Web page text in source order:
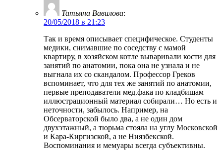
Татьяна Вавилова:
20/05/2018 в 21:23
Так и время описывает специфическое. Студенты
медики, снимавшие по соседству с мамой
квартиру, в хозяйском котле вываривали кости для
занятий по анатомии, пока она не узнала и не
выгнала их со скандалом. Профессор Греков
вспоминает, что для тех же занятий по анатомии,
первые преподаватели мед.фака по кладбищам
иллюстрационный материал собирали… Но есть и
неточности, забылось. Например, на
Обсерваторской было два, а не один дом
двухэтажный, а тюрьма стояла на углу Московской
и Кара-Киргизской, а не Ниязбекской.
Воспоминания и мемуары всегда субъективны.